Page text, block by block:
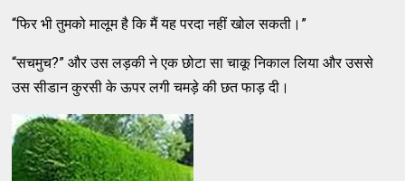
“फिर भी तुमको मालूम है कि मैं यह परदा नहीं खोल सकती।”
“सचमुच?” और उस लड़की ने एक छोटा सा चाकू निकाल लिया और उससे
उस सीडान कुरसी के ऊपर लगी चमड़े की छत फाड़ दी।